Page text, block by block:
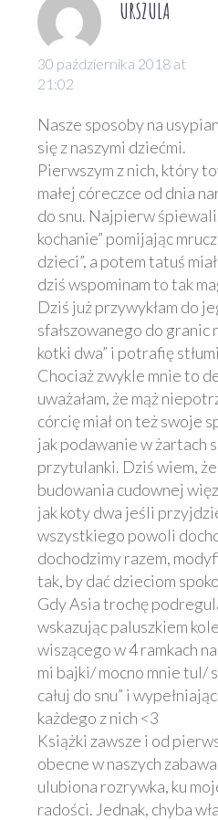
URSZULA
30 października 2018 at
21:02
Nasze sposoby na
się z naszymi dziećmi.
Pierwszym z nich, który
małej córeczce od dnia
do snu. Najpierw
kochanie” pomijając
dzieci”, a potem tatuś
dziś wspominam to tak
Dziś już przywykłam do
sfałszowanego do granic
kotki dwa” i potrafię
Chociaż zwykle mnie to
uważałam, że mąż
córcię miał on też swoje
jak podawanie w żartach
przytulanki. Dziś wiem,
budowania cudownej
jak koty dwa jeśli
wszystkiego powoli
dochodzimy razem,
tak, by dać dzieciom
Gdy Asia trochę
wskazując paluszkiem
wiszącego w 4 ramkach
mi bajki/ mocno mnie tul/
całuj do snu” i
każdego z nich <3
Książki zawsze i od
obecne w naszych
ulubiona rozrywka, ku
radości. Jednak, chyba